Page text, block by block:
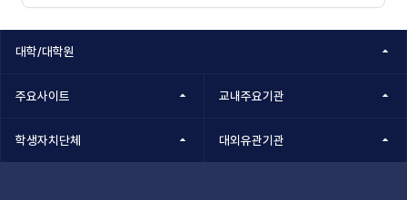
대학/대학원
주요사이트 교내주요기관
학생자치단체 대외유관기관